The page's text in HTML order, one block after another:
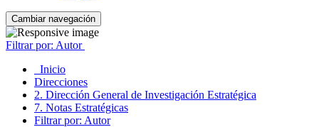
Cambiar navegación
Filtrar por: Autor
Inicio
Direcciones
2. Dirección General de Investigación Estratégica
7. Notas Estratégicas
Filtrar por: Autor